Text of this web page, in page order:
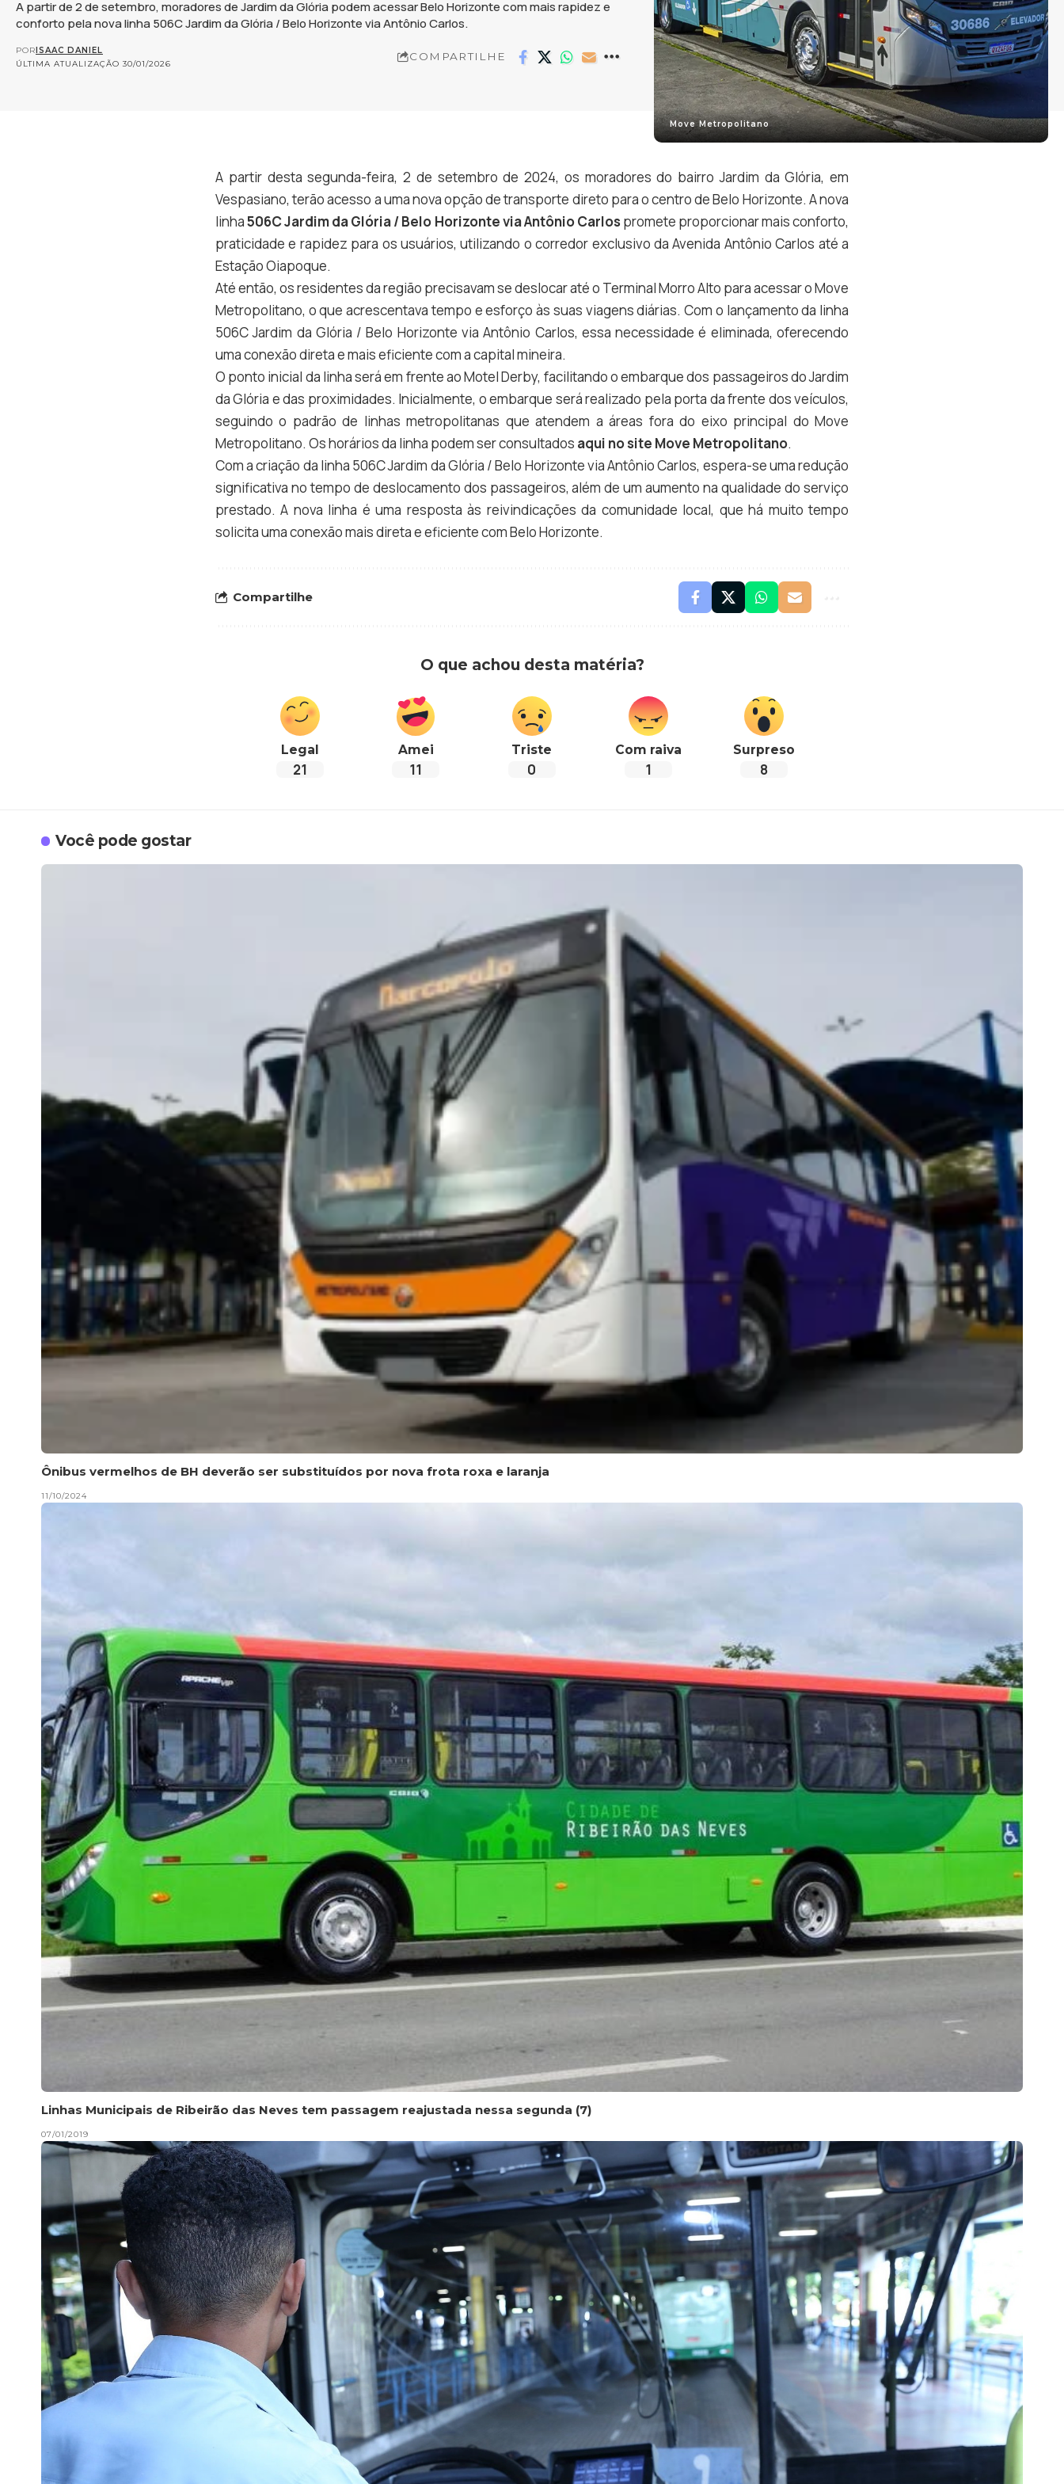
A partir de 2 de setembro, moradores de Jardim da Glória podem acessar Belo Horizonte com mais rapidez e
conforto pela nova linha 506C Jardim da Glória / Belo Horizonte via Antônio Carlos.
ÚLTIMA ATUALIZAÇÃO 30/01/2026
PORISAAC DANIEL COMPARTILHE
Move Metropolitano
A partir desta segunda-feira, 2 de setembro de 2024, os moradores do bairro Jardim da Glória, em
Vespasiano, terão acesso a uma nova opção de transporte direto para o centro de Belo Horizonte. A nova
linha506C Jardim da Glória / Belo Horizonte via Antônio Carlos promete proporcionar mais conforto,
praticidade e rapidez para os usuários, utilizando o corredor exclusivo da Avenida Antônio Carlos até a
Estação Oiapoque.
Até então, os residentes da região precisavam se deslocar até o Terminal Morro Alto para acessar o Move
Metropolitano, o que acrescentava tempo e esforço às suas viagens diárias. Com o lançamento da linha
506C Jardim da Glória / Belo Horizonte via Antônio Carlos, essa necessidade é eliminada, oferecendo
uma conexão direta e mais eficiente com a capital mineira.
O ponto inicial da linha será em frente ao Motel Derby, facilitando o embarque dos passageiros do Jardim
da Glória e das proximidades. Inicialmente, o embarque será realizado pela porta da frente dos veículos,
seguindo o padrão de linhas metropolitanas que atendem a áreas fora do eixo principal do Move
Metropolitano. Os horários da linha podem ser consultados aqui no site Move Metropolitano.
Com a criação da linha 506C Jardim da Glória / Belo Horizonte via Antônio Carlos, espera-se uma redução
significativa no tempo de deslocamento dos passageiros, além de um aumento na qualidade do serviço
prestado. A nova linha é uma resposta às reivindicações da comunidade local, que há muito tempo
solicita uma conexão mais direta e eficiente com Belo Horizonte.
Compartilhe
O que achou desta matéria?
Legal
21
Amei
11
Triste
0
Com raiva
1
Surpreso
8
Você pode gostar
Ônibus vermelhos de BH deverão ser substituídos por nova frota roxa e laranja
11/10/2024
Linhas Municipais de Ribeirão das Neves tem passagem reajustada nessa segunda (7)
07/01/2019